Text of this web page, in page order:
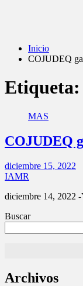
Inicio
COJUDEQ
Etiqueta:
MAS
COJUDEQ
diciembre 15, 2022
IAMR
diciembre 14, 2022
Buscar
Archivos